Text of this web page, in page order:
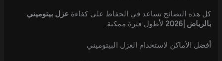
كل هذه النصائح تساعد في الحفاظ على كفاءة عزل بيتوميني
بالرياض |2026
لأطول فترة ممكنة.
أفضل الأماكن لاستخدام العزل البيتوميني